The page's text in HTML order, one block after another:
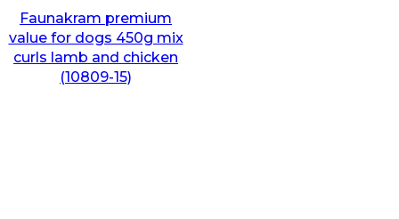
Faunakram premium
value for dogs 450g mix
curls lamb and chicken
(10809-15)